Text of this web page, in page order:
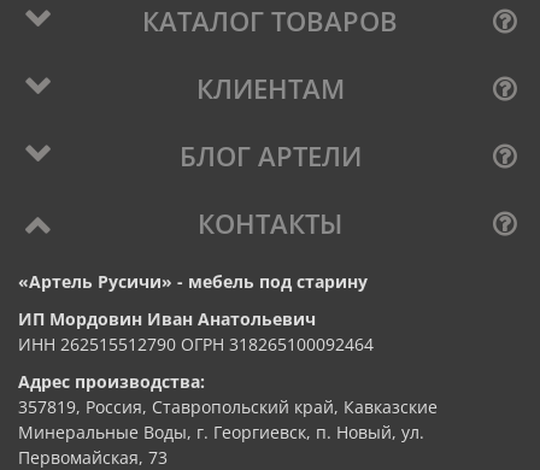
КАТАЛОГ ТОВАРОВ
КЛИЕНТАМ
БЛОГ АРТЕЛИ
КОНТАКТЫ
«Артель Русичи» - мебель под старину
ИП Мордовин Иван Анатольевич
ИНН 262515512790 ОГРН 318265100092464
Адрес производства:
357819, Россия, Ставропольский край, Кавказские
Минеральные Воды, г. Георгиевск, п. Новый, ул.
Первомайская, 73